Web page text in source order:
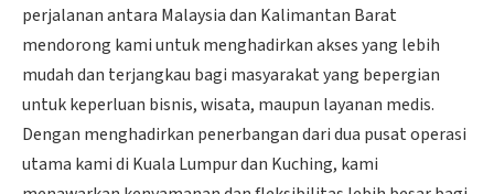
perjalanan antara Malaysia dan Kalimantan Barat
mendorong kami untuk menghadirkan akses yang lebih
mudah dan terjangkau bagi masyarakat yang bepergian
untuk keperluan bisnis, wisata, maupun layanan medis.
Dengan menghadirkan penerbangan dari dua pusat operasi
utama kami di Kuala Lumpur dan Kuching, kami